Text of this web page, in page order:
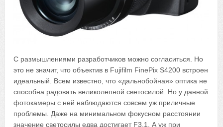
С размышлениями разработчиков можно согласиться. Но
это не значит, что объектив в Fujifilm FinePix S4200 встроен
идеальный. Всем известно, что «дальнобойная» оптика не
способна радовать великолепной светосилой. Но у данной
фотокамеры с ней наблюдаются совсем уж приличные
проблемы. Даже на минимальном фокусном расстоянии
значение светосилы едва достигает F3.1. А уж при